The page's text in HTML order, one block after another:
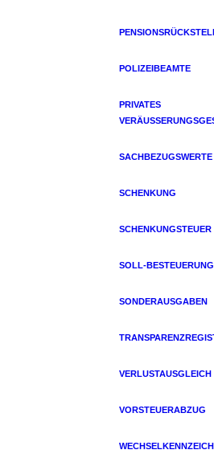
POLIZEIBEAMTE
PRIVATES
SACHBEZUGSWERTE
SCHENKUNG
SCHENKUNGSTEUER
SOLL-BESTEUERUNG
SONDERAUSGABEN
VERLUSTAUSGLEICH
VORSTEUERABZUG